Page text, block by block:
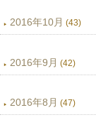
2016年10月 (43)
2016年9月 (42)
2016年8月 (47)